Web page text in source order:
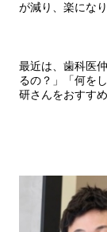
が減り、楽になり
最近は、歯科医
るの？」「何を
研さんをおすす